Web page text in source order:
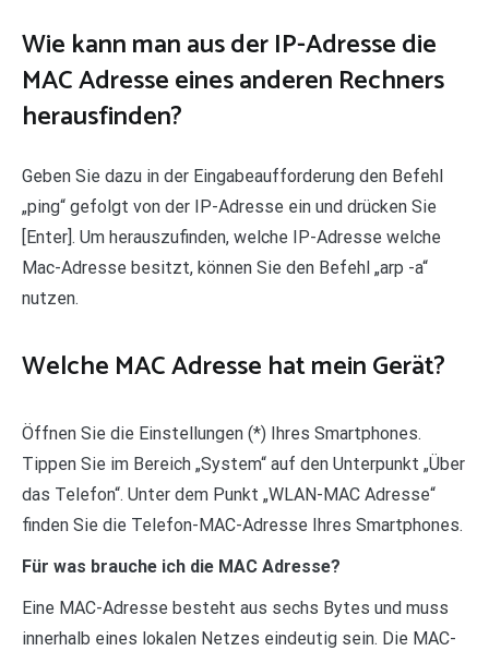
Wie kann man aus der IP-Adresse die
MAC Adresse eines anderen Rechners
herausfinden?
Geben Sie dazu in der Eingabeaufforderung den Befehl
„ping“ gefolgt von der IP-Adresse ein und drücken Sie
[Enter]. Um herauszufinden, welche IP-Adresse welche
Mac-Adresse besitzt, können Sie den Befehl „arp -a“
nutzen.
Welche MAC Adresse hat mein Gerät?
Öffnen Sie die Einstellungen (*) Ihres Smartphones.
Tippen Sie im Bereich „System“ auf den Unterpunkt „Über
das Telefon“. Unter dem Punkt „WLAN-MAC Adresse“
finden Sie die Telefon-MAC-Adresse Ihres Smartphones.
Für was brauche ich die MAC Adresse?
Eine MAC-Adresse besteht aus sechs Bytes und muss
innerhalb eines lokalen Netzes eindeutig sein. Die MAC-